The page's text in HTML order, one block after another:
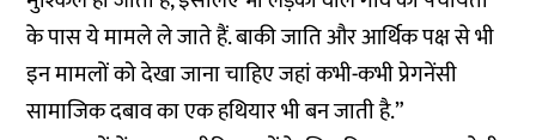
के पास ये मामले ले जाते हैं. बाकी जाति और आर्थिक पक्ष से भी
इन मामलों को देखा जाना चाहिए जहां कभी-कभी प्रेगनेंसी
सामाजिक दबाव का एक हथियार भी बन जाती है.”